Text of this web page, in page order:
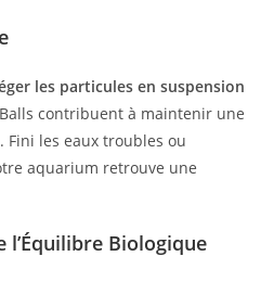
les particules en suspension
Balls contribuent à maintenir une
les eaux troubles ou
aquarium retrouve une
l’Équilibre Biologique